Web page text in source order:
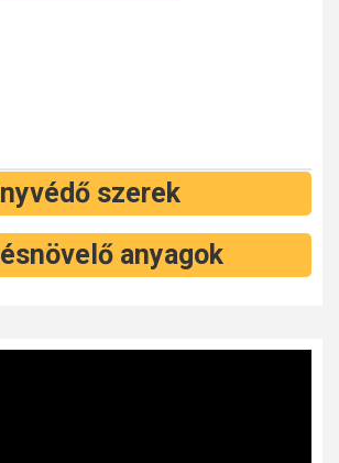
szerek
anyagok